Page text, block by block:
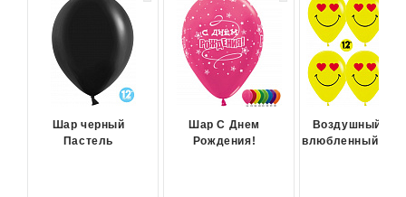
Шар черный
Пастель
Шар С Днем
Рождения!
Воздушный
влюбленный